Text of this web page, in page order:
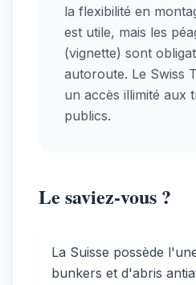
la flexibilité en
est utile, mais les
(vignette) sont
autoroute. Le Swiss
un accès illimité aux
publics.
Le saviez-vous ?
La Suisse possède
bunkers et d'abris